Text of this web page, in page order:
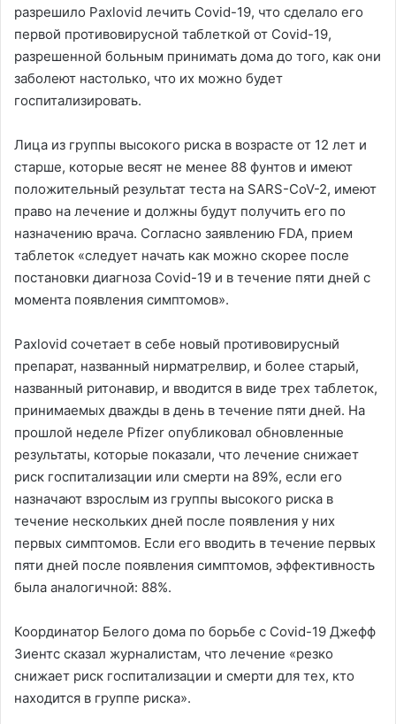
разрешило Paxlovid лечить Covid-19, что сделало его
первой противовирусной таблеткой от Covid-19,
разрешенной больным принимать дома до того, как они
заболеют настолько, что их можно будет
госпитализировать.
Лица из группы высокого риска в возрасте от 12 лет и
старше, которые весят не менее 88 фунтов и имеют
положительный результат теста на SARS-CoV-2, имеют
право на лечение и должны будут получить его по
назначению врача. Согласно заявлению FDA, прием
таблеток «следует начать как можно скорее после
постановки диагноза Covid-19 и в течение пяти дней с
момента появления симптомов».
Paxlovid сочетает в себе новый противовирусный
препарат, названный нирматрелвир, и более старый,
названный ритонавир, и вводится в виде трех таблеток,
принимаемых дважды в день в течение пяти дней. На
прошлой неделе Pfizer опубликовал обновленные
результаты, которые показали, что лечение снижает
риск госпитализации или смерти на 89%, если его
назначают взрослым из группы высокого риска в
течение нескольких дней после появления у них
первых симптомов. Если его вводить в течение первых
пяти дней после появления симптомов, эффективность
была аналогичной: 88%.
Координатор Белого дома по борьбе с Covid-19 Джефф
Зиентс сказал журналистам, что лечение «резко
снижает риск госпитализации и смерти для тех, кто
находится в группе риска».